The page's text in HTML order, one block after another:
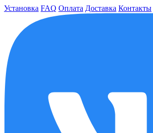
Установка FAQ Оплата Доставка Контакты